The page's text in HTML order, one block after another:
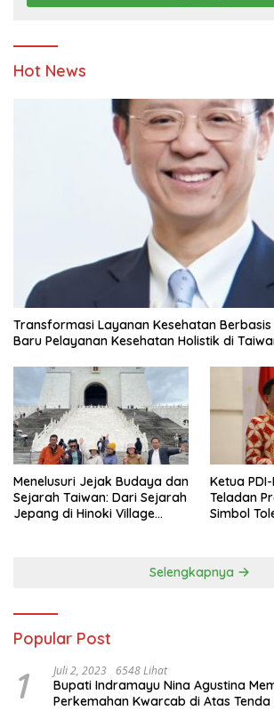
Hot News
Transformasi Layanan Kesehatan
Baru Pelayanan Kesehatan Holistik di
Menelusuri Jejak Budaya dan
Sejarah Taiwan: Dari Sejarah
Jepang di Hinoki Village
Ketua
Teladan
Simbol
Selengkapnya
Popular Post
1 Juli 2, 2023 6548 Lihat
Bupati Indramayu Nina Agustina
Perkemahan Kwarcab di Atas Tenda